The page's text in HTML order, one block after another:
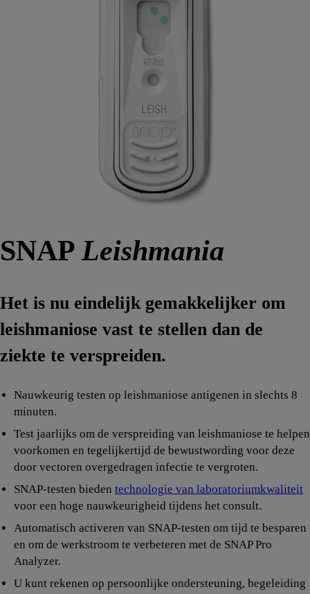
SNAP Leishmania
Het is nu eindelijk gemakkelijker om
leishmaniose vast te stellen dan de
ziekte te verspreiden.
Nauwkeurig testen op leishmaniose antigenen in slechts 8
minuten.
Test jaarlijks om de verspreiding van leishmaniose te helpen
voorkomen en tegelijkertijd de bewustwording voor deze
door vectoren overgedragen infectie te vergroten.
SNAP-testen bieden technologie van laboratoriumkwaliteit
voor een hoge nauwkeurigheid tijdens het consult.
Automatisch activeren van SNAP-testen om tijd te besparen
en om de werkstroom te verbeteren met de SNAP Pro
Analyzer.
U kunt rekenen op persoonlijke ondersteuning, begeleiding